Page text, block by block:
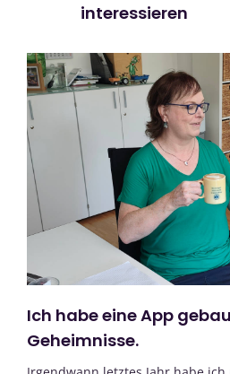
interessieren
Ich habe eine App
Geheimnisse.